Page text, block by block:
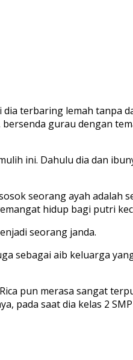
dia terbaring lemah tanpa
gurau dengan
ini. Dahulu dia dan
seorang ayah adalah
hidup bagi putri
seorang janda.
sebagai aib keluarga
pun merasa sangat
pada saat dia kelas 2